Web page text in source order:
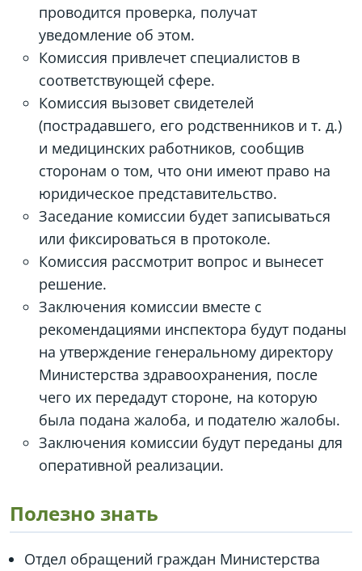
проводится проверка, получат
уведомление об этом.
Комиссия привлечет специалистов в
соответствующей сфере.
Комиссия вызовет свидетелей
(пострадавшего, его родственников и т. д.)
и медицинских работников, сообщив
сторонам о том, что они имеют право на
юридическое представительство.
Заседание комиссии будет записываться
или фиксироваться в протоколе.
Комиссия рассмотрит вопрос и вынесет
решение.
Заключения комиссии вместе с
рекомендациями инспектора будут поданы
на утверждение генеральному директору
Министерства здравоохранения, после
чего их передадут стороне, на которую
была подана жалоба, и подателю жалобы.
Заключения комиссии будут переданы для
оперативной реализации.
Полезно знать
Отдел обращений граждан Министерства